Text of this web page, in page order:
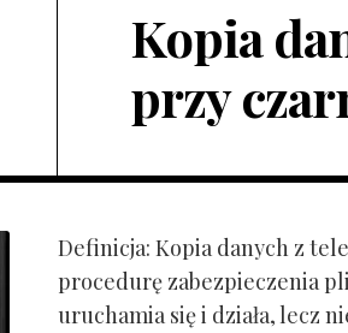
Kopia
przy
Definicja: Kopia danych z
procedurę zabezpieczenia
uruchamia się i działa, lecz